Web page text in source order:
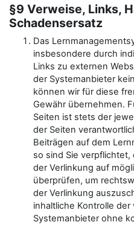
§9 Verweise, Links,
Schadensersatz
Das
insbesondere durch
Links zu externen
der Systemanbieter
können wir für diese
Gewähr übernehmen.
Seiten ist stets der
der Seiten
Beiträgen auf dem
so sind Sie
der Verlinkung auf
überprüfen, um
der Verlinkung
inhaltliche Kontrolle
Systemanbieter ohne